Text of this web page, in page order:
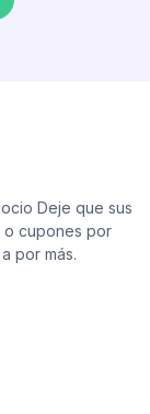
Deje que sus
o cupones por
por más.